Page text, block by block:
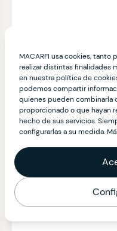
MACARFI usa cookies,
realizar distintas finalidades
en nuestra política de
podemos compartir
quienes pueden combinarla
proporcionado o que hayan
hecho de sus servicios.
configurarlas a su medida.